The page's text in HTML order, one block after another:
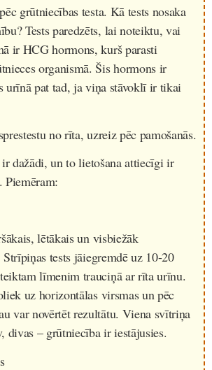
grūtniecības testa. Kā tests nosaka
Tests paredzēts, lai noteiktu, vai
ir HCG hormons, kurš parasti
organismā. Šis hormons ir
urīnā pat tad, ja viņa stāvoklī ir tikai
no rīta, uzreiz pēc pamošanās.
dažādi, un to lietošana attiecīgi ir
Piemēram:
lētākais un visbiežāk
Strīpiņas tests jāiegremdē uz 10-20
līmenim trauciņā ar rīta urīnu.
uz horizontālas virsmas un pēc
var novērtēt rezultātu. Viena svītriņa
divas – grūtniecība ir iestājusies.